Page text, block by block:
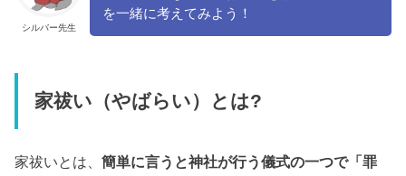
シルバー先生
を一緒に考えてみよう！
家祓い（やばらい）とは?
家祓いとは、簡単に言うと神社が行う儀式の一つで「罪